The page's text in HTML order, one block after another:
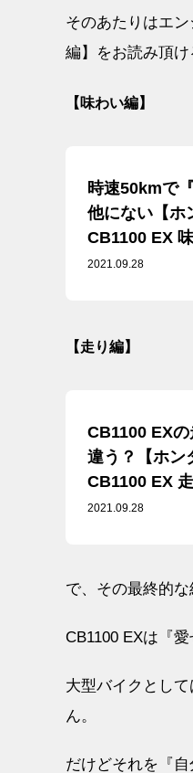
そのあたりはエ
編】をお読み頂け
【味わい編】
時速50kmで
他にない【ホ
CB1100 EX 味
2021.09.28
【走り編】
CB1100 EX
違う？【ホン
CB1100 EX 走
2021.09.28
で、その最終的
CB1100 EXは『
大型バイクとし
ん。
だけどそれを『